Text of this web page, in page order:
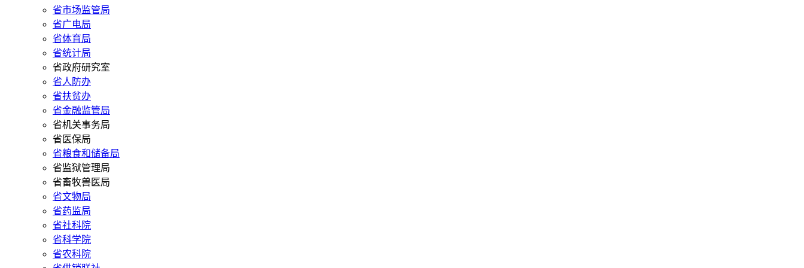
省市场监管局
省广电局
省体育局
省统计局
省政府研究室
省人防办
省扶贫办
省金融监管局
省机关事务局
省医保局
省粮食和储备局
省监狱管理局
省畜牧兽医局
省文物局
省药监局
省社科院
省科学院
省农科院